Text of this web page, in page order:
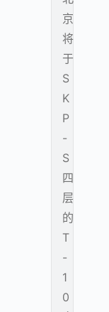
京
将
于
S
K
P
-
S
四
层
的
T
-
1
0